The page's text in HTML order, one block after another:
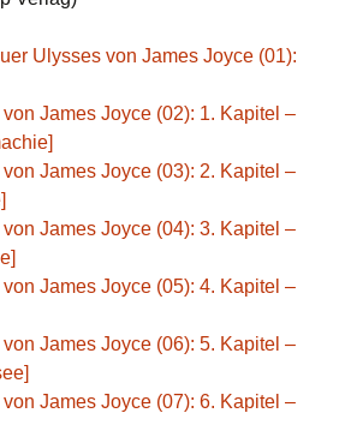
Ulysses von James Joyce (01):
James Joyce (02): 1. Kapitel –
James Joyce (03): 2. Kapitel –
James Joyce (04): 3. Kapitel –
James Joyce (05): 4. Kapitel –
James Joyce (06): 5. Kapitel –
James Joyce (07): 6. Kapitel –